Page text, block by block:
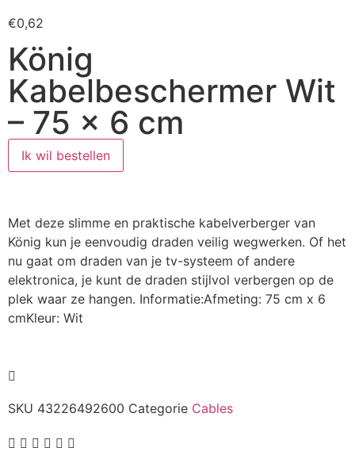
€0,62
König
Kabelbeschermer Wit
– 75 x 6 cm
Ik wil bestellen
Met deze slimme en praktische kabelverberger van
König kun je eenvoudig draden veilig wegwerken. Of het
nu gaat om draden van je tv-systeem of andere
elektronica, je kunt de draden stijlvol verbergen op de
plek waar ze hangen. Informatie:Afmeting: 75 cm x 6
cmKleur: Wit
SKU 43226492600 Categorie Cables